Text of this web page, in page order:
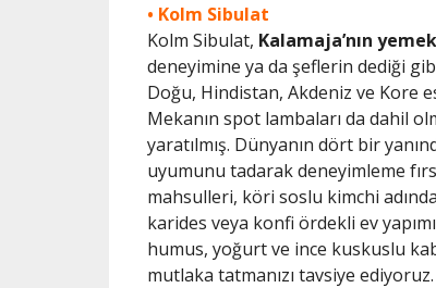
• Kolm Sibulat
Kolm Sibulat, Kalamaja’nın
deneyimine ya da şeflerin dediği
Doğu, Hindistan, Akdeniz ve Kore
Mekanın spot lambaları da dahil
yaratılmış. Dünyanın dört bir
uyumunu tadarak deneyimleme
mahsulleri, köri soslu kimchi
karides veya konfi ördekli ev
humus, yoğurt ve ince kuskuslu
mutlaka tatmanızı tavsiye ediyoruz.